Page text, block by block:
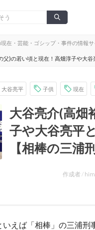
在・芸能・ゴシップ・事件の情報サ
父)の若い頃と現在！高畑淳子や大
大谷亮平 子供 現在
大谷亮介(高畑
子や大谷亮平
【相棒の三浦
作成者 /
いえば「相棒」の三浦